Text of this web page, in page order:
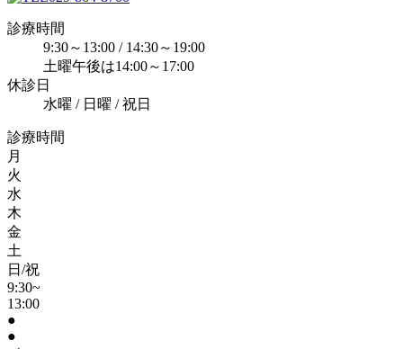
診療時間
9:30～13:00 / 14:30～19:00
土曜午後は14:00～17:00
休診日
水曜 / 日曜 / 祝日
診療時間
月
火
水
木
金
土
日/祝
9:30~
13:00
●
●